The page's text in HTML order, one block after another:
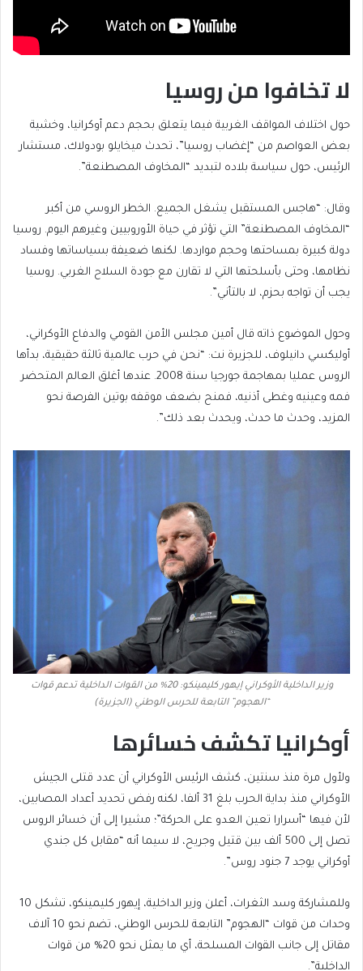
لا تخافوا من روسيا
حول اختلاف المواقف الغربية فيما يتعلق بحجم دعم أوكرانيا، وخشية
بعض العواصم من “إغضاب روسيا”، تحدث ميخايلو بودولاك، مستشار
الرئيس، حول سياسة بلاده لتبديد “المخاوف المصطنعة”.
وقال: “هاجس المستقبل يشغل الجميع. الخطر الروسي من أكبر
“المخاوف المصطنعة” التي تؤثر في حياة الأوروبيين وغيرهم اليوم. روسيا
دولة كبيرة بمساحتها وحجم مواردها. لكنها ضعيفة بسياساتها وفساد
نظامها، وحتى بأسلحتها التي لا تقارن مع جودة السلاح الغربي. روسيا
يجب أن تواجه بحزم، لا بالتأني”.
وحول الموضوع ذاته قال أمين مجلس الأمن القومي والدفاع الأوكراني،
أوليكسي دانيلوف، للجزيرة نت: “نحن في حرب عالمية ثالثة حقيقية، بدأها
الروس عمليا بمهاجمة جورجيا سنة 2008. عندها أغلق العالم المتحضر
فمه وعينيه وغطى أذنيه، فمنح بضعف موقفه بوتين الفرصة نحو
المزيد، وحدث ما حدث، ويحدث بعد ذلك”.
وزير الداخلية الأوكراني إيهور كليمينكو: 20% من القوات الداخلية تدعم قوات
“الهجوم” التابعة للحرس الوطني (الجزيرة)
أوكرانيا تكشف خسائرها
ولأول مرة منذ سنتين، كشف الرئيس الأوكراني أن عدد قتلى الجيش
الأوكراني منذ بداية الحرب بلغ 31 ألفا، لكنه رفض تحديد أعداد المصابين،
لأن فيها “أسرارا تعين العدو على الحركة”؛ مشيرا إلى أن خسائر الروس
تصل إلى 500 ألف بين قتيل وجريح، لا سيما أنه “مقابل كل جندي
أوكراني يوجد 7 جنود روس”.
وللمشاركة وسد الثغرات، أعلن وزير الداخلية، إيهور كليمينكو، تشكل 10
وحدات من قوات “الهجوم” التابعة للحرس الوطني، تضم نحو 10 آلاف
مقاتل إلى جانب القوات المسلحة، أي ما يمثل نحو 20% من قوات
الداخلية”.